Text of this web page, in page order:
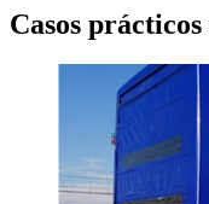
Casos